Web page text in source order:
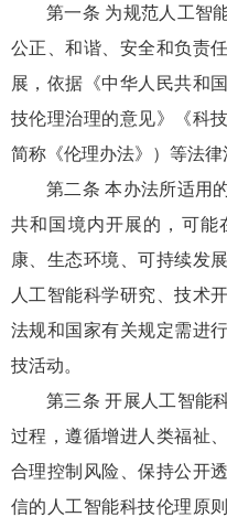
第一条 为规范人工智
公正、和谐、安全和负责
展，依据《中华人民共和
技伦理治理的意见》《科
简称《伦理办法》）等法律
第二条 本办法所适用
共和国境内开展的，可能
康、生态环境、可持续发
人工智能科学研究、技术
法规和国家有关规定需进
技活动。
第三条 开展人工智能
过程，遵循增进人类福祉
合理控制风险、保持公开
信的人工智能科技伦理原